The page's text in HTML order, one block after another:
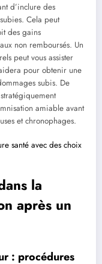
d’inclure des
Cela peut
des gains
non remboursés. Un
peut vous assister
pour obtenir une
subis. De
amiable avant
et chronophages.
santé avec des choix
la
après un
: procédures